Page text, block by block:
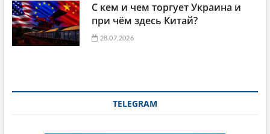
С кем и чем торгует Украина и
при чём здесь Китай?
28.07.2026
TELEGRAM